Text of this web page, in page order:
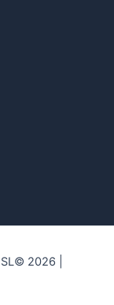
2026 |